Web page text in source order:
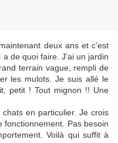
deux ans et c’est
de quoi faire. J’ai un jardin
terrain vague, rempli de
les mulots. Je suis allé le
petit ! Tout mignon !! Une
en particulier. Je crois
Pas besoin
Voilà qui suffit à